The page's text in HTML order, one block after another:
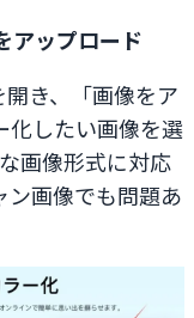
アップロード
開き、「画像をア
化したい画像を選
画像形式に対応
ン画像でも問題あ